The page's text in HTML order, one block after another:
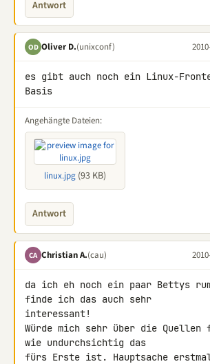
Antwort
OD Oliver D.(unixconf)
es gibt auch noch ein Linux-
Basis
Angehängte Dateien:
linux.jpg (93 KB)
Antwort
CA Christian A.(cau)
da ich eh noch ein paar Bettys
finde ich das auch sehr
interessant!
Würde mich sehr über die
wie undurchsichtig das
fürs Erste ist. Hauptsache